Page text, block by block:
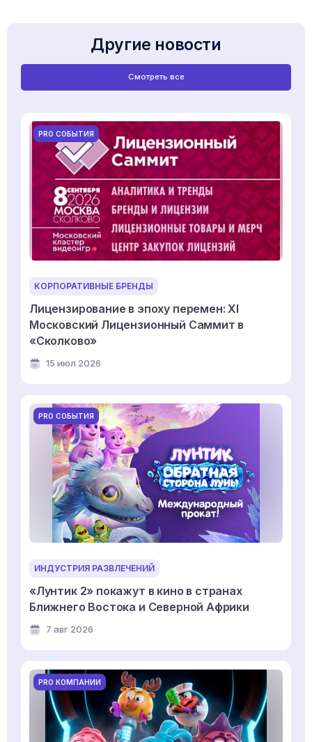
Другие новости
Смотреть все
PRO СОБЫТИЯ
КОРПОРАТИВНЫЕ БРЕНДЫ
Лицензирование в эпоху перемен: XI
Московский Лицензионный Саммит в
«Сколково»
15 июл 2026
PRO СОБЫТИЯ
ИНДУСТРИЯ РАЗВЛЕЧЕНИЙ
«Лунтик 2» покажут в кино в странах
Ближнего Востока и Северной Африки
7 авг 2026
PRO КОМПАНИИ